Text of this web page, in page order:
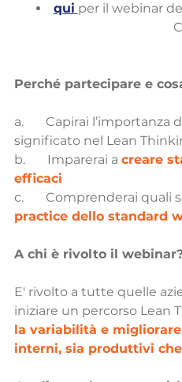
qui per il webinar
Perché partecipare e
a.       Capirai l’importanza
significato nel Lean
b.       Imparerai a creare
efficaci
c.       Comprenderai quali
practice dello standard
A chi è rivolto il
E' rivolto a tutte quelle
iniziare un percorso Lean
la variabilità e
interni, sia produttivi